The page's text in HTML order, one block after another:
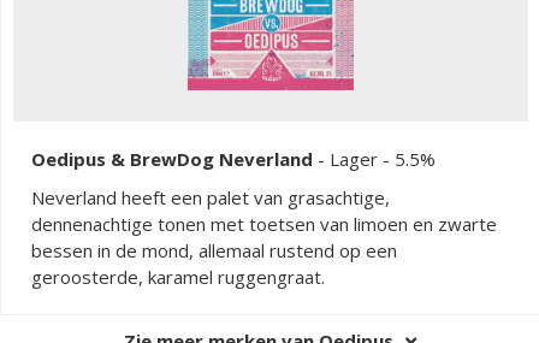
Oedipus & BrewDog Neverland - Lager - 5.5%
Neverland heeft een palet van grasachtige,
dennenachtige tonen met toetsen van limoen en zwarte
bessen in de mond, allemaal rustend op een
geroosterde, karamel ruggengraat.